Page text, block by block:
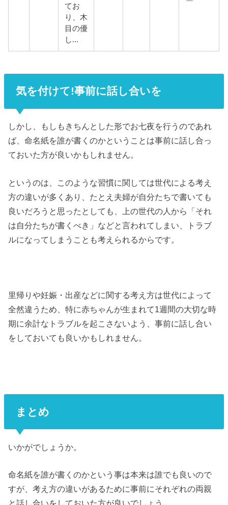
てお
り、木
目の優
し...
気を付けて!事前に話し合いを
しかし、もしもきちんとした形でお七夜を行うのであれ
ば、命名紙を誰が書くのかということは事前に話し合っ
ておいた方が良いかもしれません。
というのは、このような習慣に関しては世代による考え
方の違いが多くあり、たとえ夫婦が自分たちで書いても
良いだろうと思ったとしても、上の世代の人から「それ
は自分たちが書くべき」などと言われてしまい、トラブ
ルになってしまうことも考えられるからです。
里帰りや妊娠・出産などに関する考え方は世代によって
全然違うため、特に赤ちゃんが生まれて1週間の大切な時
期に余計なトラブルを起こさないよう、事前に話し合い
をしておいても良いかもしれません。
まとめ
いかがでしょうか。
命名紙を誰が書くのかという事は本来は誰でも良いので
すが、考え方の違いがあるために事前にそれぞれの両親
と話し合いをしておいた方が良いでしょう。